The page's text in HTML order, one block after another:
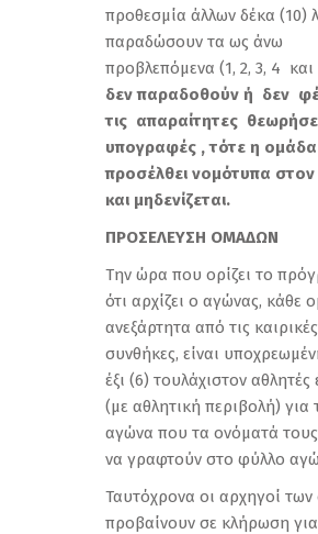
προθεσμία άλλων δέκα (10)
παραδώσουν τα ως άνω
προβλεπόμενα (1, 2, 3, 4
δεν παραδοθούν ή δεν
τις απαραίτητες
υπογραφές , τότε η ομάδα
προσέλθει νομότυπα
και μηδενίζεται.
ΠΡΟΣΕΛΕΥΣΗ ΟΜΑΔΩΝ
Την ώρα που ορίζει το
ότι αρχίζει ο αγώνας, κάθε
ανεξάρτητα από τις καιρικές
συνθήκες, είναι
έξι (6) τουλάχιστον αθλητές
(με αθλητική περιβολή) για
αγώνα που τα ονόματά τους
να γραφτούν στο φύλλο
Ταυτόχρονα οι αρχηγοί
προβαίνουν σε κλήρωση